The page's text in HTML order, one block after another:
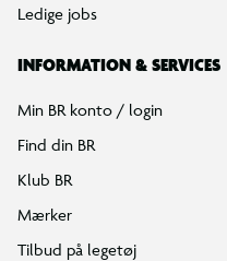
Ledige jobs
INFORMATION & SERVICES
Min BR konto / login
Find din BR
Klub BR
Mærker
Tilbud på legetøj